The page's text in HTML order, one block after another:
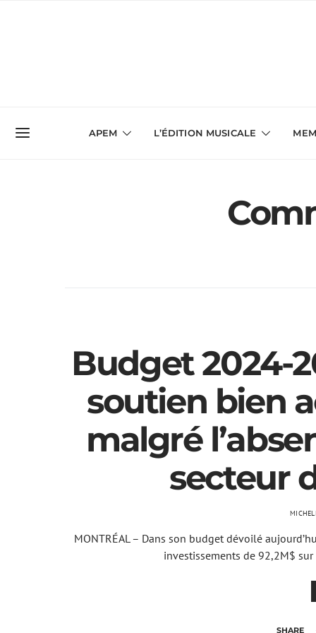
APEM L’ÉDITION MUSICALE
Budget 2024-
soutien bien
malgré
secteur
MONTRÉAL – Dans son budget dévoilé
investissements de 92,2M$
SHARE